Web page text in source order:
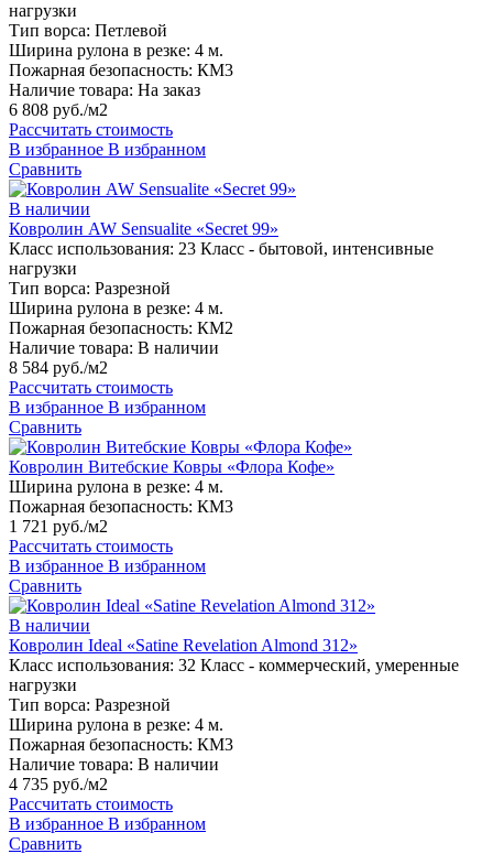
нагрузки
Тип ворса: Петлевой
Ширина рулона в резке: 4 м.
Пожарная безопасность: КМ3
Наличие товара: На заказ
6 808 руб./м2
Рассчитать стоимость
В избранное В избранном
Сравнить
В наличии
Ковролин AW Sensualite «Secret 99»
Класс использования: 23 Класс - бытовой, интенсивные
нагрузки
Тип ворса: Разрезной
Ширина рулона в резке: 4 м.
Пожарная безопасность: КМ2
Наличие товара: В наличии
8 584 руб./м2
Рассчитать стоимость
В избранное В избранном
Сравнить
Ковролин Витебские Ковры «Флора Кофе»
Ширина рулона в резке: 4 м.
Пожарная безопасность: КМ3
1 721 руб./м2
Рассчитать стоимость
В избранное В избранном
Сравнить
В наличии
Ковролин Ideal «Satine Revelation Almond 312»
Класс использования: 32 Класс - коммерческий, умеренные
нагрузки
Тип ворса: Разрезной
Ширина рулона в резке: 4 м.
Пожарная безопасность: КМ3
Наличие товара: В наличии
4 735 руб./м2
Рассчитать стоимость
В избранное В избранном
Сравнить